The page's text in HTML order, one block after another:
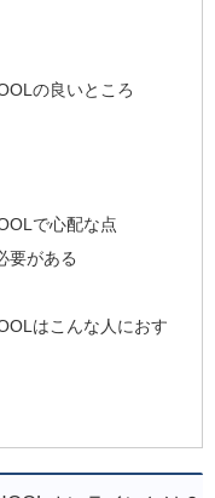
の良いところ
で心配な点
要がある
はこんな人におす